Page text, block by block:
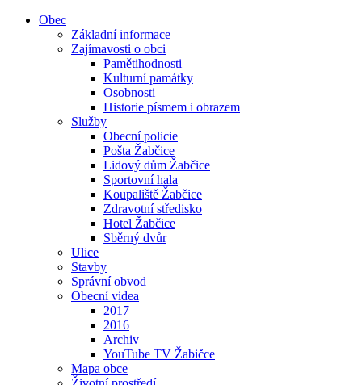
Obec
Základní informace
Zajímavosti o obci
Pamětihodnosti
Kulturní památky
Osobnosti
Historie písmem i obrazem
Služby
Obecní policie
Pošta Žabčice
Lidový dům Žabčice
Sportovní hala
Koupaliště Žabčice
Zdravotní středisko
Hotel Žabčice
Sběrný dvůr
Ulice
Stavby
Správní obvod
Obecní videa
2017
2016
Archiv
YouTube TV Žabičce
Mapa obce